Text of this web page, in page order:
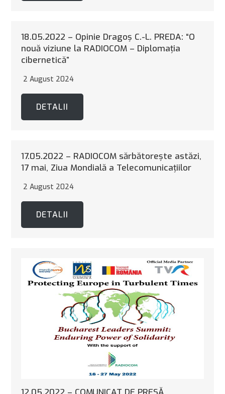
18.05.2022 – Opinie Dragoş C.-L. PREDA: “O
nouă viziune la RADIOCOM – Diplomaţia
cibernetică”
2 August 2024
DETALII
17.05.2022 – RADIOCOM sărbătoreşte astăzi,
17 mai, Ziua Mondială a Telecomunicaţiilor
2 August 2024
DETALII